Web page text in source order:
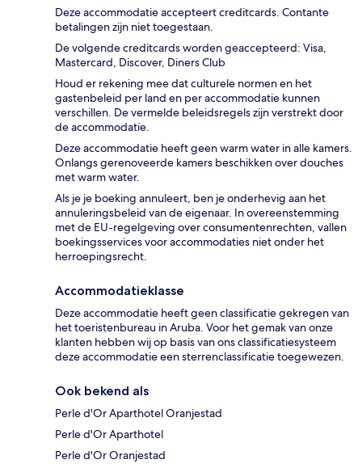
Deze accommodatie accepteert creditcards. Contante
betalingen zijn niet toegestaan.
De volgende creditcards worden geaccepteerd: Visa,
Mastercard, Discover, Diners Club
Houd er rekening mee dat culturele normen en het
gastenbeleid per land en per accommodatie kunnen
verschillen. De vermelde beleidsregels zijn verstrekt door
de accommodatie.
Deze accommodatie heeft geen warm water in alle kamers.
Onlangs gerenoveerde kamers beschikken over douches
met warm water.
Als je je boeking annuleert, ben je onderhevig aan het
annuleringsbeleid van de eigenaar. In overeenstemming
met de EU-regelgeving over consumentenrechten, vallen
boekingsservices voor accommodaties niet onder het
herroepingsrecht.
Accommodatieklasse
Deze accommodatie heeft geen classificatie gekregen van
het toeristenbureau in Aruba. Voor het gemak van onze
klanten hebben wij op basis van ons classificatiesysteem
deze accommodatie een sterrenclassificatie toegewezen.
Ook bekend als
Perle d'Or Aparthotel Oranjestad
Perle d'Or Aparthotel
Perle d'Or Oranjestad